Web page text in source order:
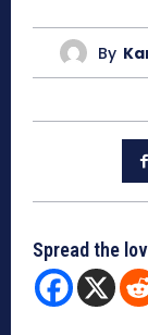
By
Spread the